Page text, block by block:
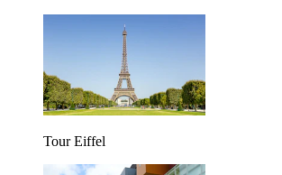
Tour Eiffel